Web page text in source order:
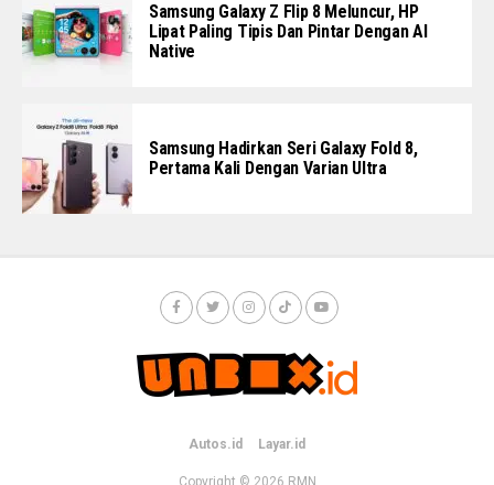
Samsung Galaxy Z Flip 8 Meluncur, HP
Lipat Paling Tipis Dan Pintar Dengan AI
Native
Samsung Hadirkan Seri Galaxy Fold 8,
Pertama Kali Dengan Varian Ultra
Autos.id Layar.id